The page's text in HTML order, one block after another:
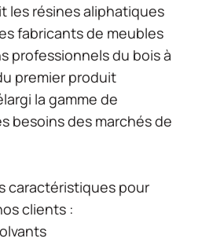
les résines aliphatiques
fabricants de meubles
professionnels du bois à
premier produit
la gamme de
besoins des marchés de
caractéristiques pour
clients :